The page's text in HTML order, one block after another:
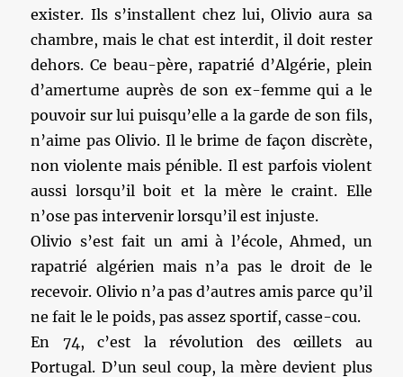
exister. Ils s’installent chez lui, Olivio aura sa
chambre, mais le chat est interdit, il doit rester
dehors. Ce beau-père, rapatrié d’Algérie, plein
d’amertume auprès de son ex-femme qui a le
pouvoir sur lui puisqu’elle a la garde de son fils,
n’aime pas Olivio. Il le brime de façon discrète,
non violente mais pénible. Il est parfois violent
aussi lorsqu’il boit et la mère le craint. Elle
n’ose pas intervenir lorsqu’il est injuste.
Olivio s’est fait un ami à l’école, Ahmed, un
rapatrié algérien mais n’a pas le droit de le
recevoir. Olivio n’a pas d’autres amis parce qu’il
ne fait le le poids, pas assez sportif, casse-cou.
En 74, c’est la révolution des œillets au
Portugal. D’un seul coup, la mère devient plus